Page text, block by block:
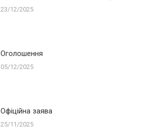
23/12/2025
Оголошення
05/12/2025
Офіційна заява
25/11/2025